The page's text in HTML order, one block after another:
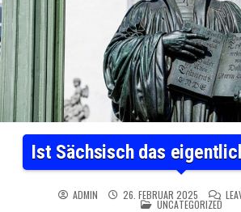
Ist Sächsisch das
ADMIN 26. FEBRUAR 2025
POSTED IN
UNCATEGORIZED